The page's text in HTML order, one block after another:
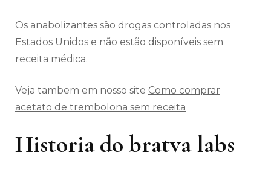
Os anabolizantes são drogas controladas nos
Estados Unidos e não estão disponíveis sem
receita médica.
Veja tambem em nosso site Como comprar
acetato de trembolona sem receita
Historia do bratva labs